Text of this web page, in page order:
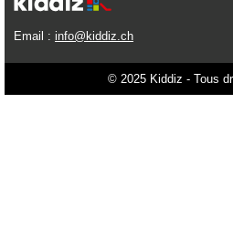
Email : info@kiddiz.ch
© 2025 Kiddiz - Tous